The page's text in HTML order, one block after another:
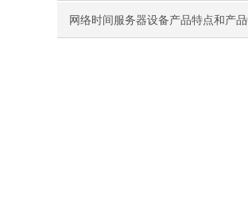
网络时间服务器设备产品特点和产品